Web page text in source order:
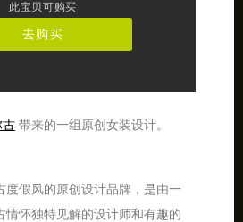
此宝贝可购买
去购买
古带来的一组原创女装设计。
度假风的原创设计品牌，是由一
情怀独特见解的设计师和有趣的